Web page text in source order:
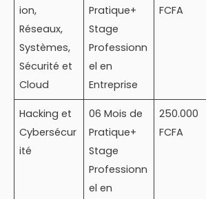
ion,
Réseaux,
Systèmes,
Sécurité et
Cloud
Pratique+
Stage
Professionn
el en
Entreprise
FCFA
Hacking et
Cybersécur
ité
06 Mois de
Pratique+
Stage
Professionn
el en
250.000
FCFA